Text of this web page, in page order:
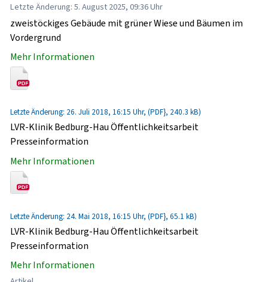
Letzte Änderung: 5. August 2025, 09:36 Uhr
zweistöckiges Gebäude mit grüner Wiese und Bäumen im
Vordergrund
Mehr Informationen
Letzte Änderung: 26. Juli 2018, 16:15 Uhr, (PDF}, 240.3 kB)
LVR-Klinik Bedburg-Hau Öffentlichkeitsarbeit
Presseinformation
Mehr Informationen
Letzte Änderung: 24. Mai 2018, 16:15 Uhr, (PDF}, 65.1 kB)
LVR-Klinik Bedburg-Hau Öffentlichkeitsarbeit
Presseinformation
Mehr Informationen